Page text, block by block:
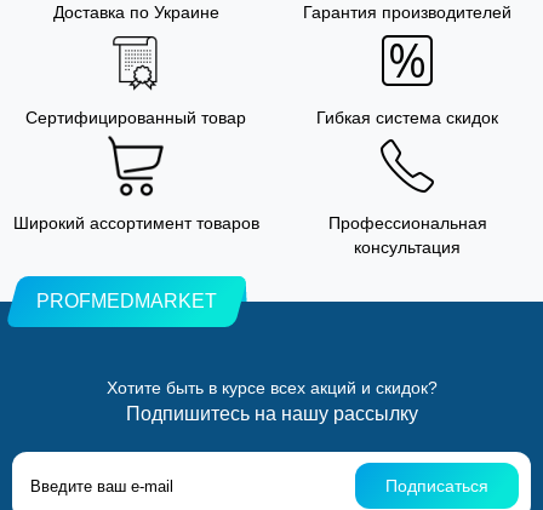
Доставка по Украине Гарантия производителей
Сертифицированный товар Гибкая система скидок
Широкий ассортимент товаров
Профессиональная
консультация
PROFMEDMARKET
Хотите быть в курсе всех акций и скидок?
Подпишитесь на нашу рассылку
Подписаться